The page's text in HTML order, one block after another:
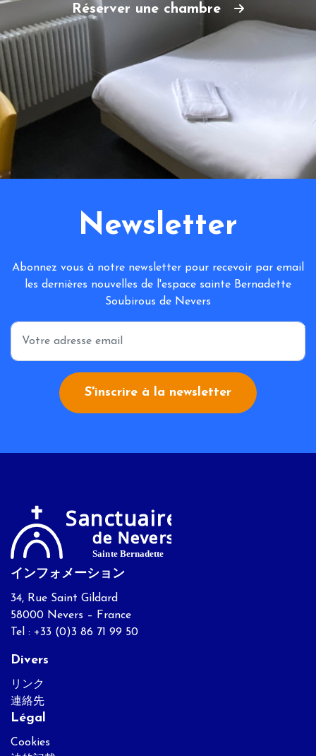
Réserver une chambre
Newsletter
Abonnez vous à notre newsletter pour recevoir par email
les dernières nouvelles de l'espace sainte Bernadette
Soubirous de Nevers
*
S'inscrire à la newsletter
インフォメーション
34, Rue Saint Gildard
58000 Nevers – France
Tel : +33 (0)3 86 71 99 50
Divers
リンク
連絡先
Légal
Cookies